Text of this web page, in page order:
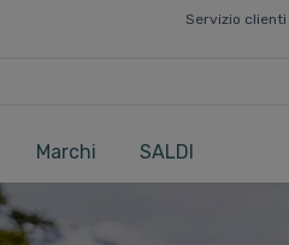
Servizio clienti
Marchi SALDI